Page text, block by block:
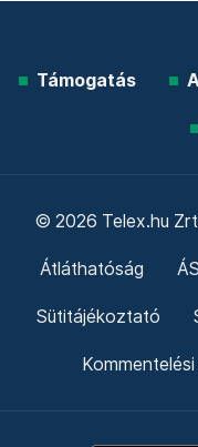
Támogatás
© 2026 Telex.hu
Átláthatóság
Sütitájékoztató